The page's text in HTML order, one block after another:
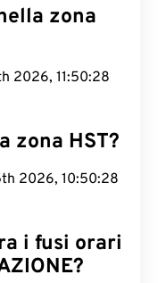
zona
2026, 11:50:29
zona HST?
2026, 10:50:29
i fusi orari